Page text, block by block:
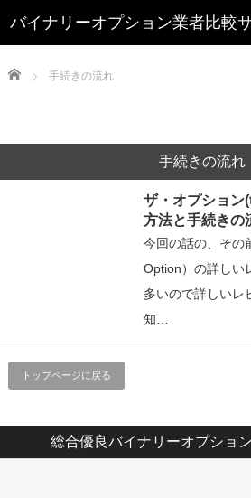
Home 手続きの流れ
手続きの流れ
ザ・オプショ
方法と手続きの
今回の話の、その
Option）の詳しい
多いので詳しいレ
知…
トップページに戻る
総合優良バイナリーオプショ